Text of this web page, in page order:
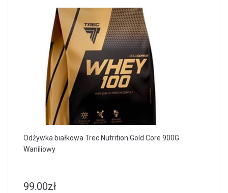
Odżywka białkowa Trec Nutrition Gold Core 900G
Waniliowy
99.00zł